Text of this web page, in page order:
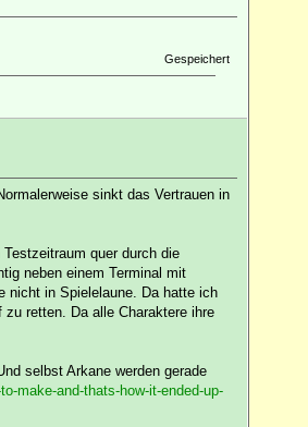
Gespeichert
sinkt das Vertrauen in
quer durch die
neben einem Terminal mit
nicht in Spielelaune. Da hatte ich
retten. Da alle Charaktere ihre
selbst Arkane werden gerade
make-and-thats-how-it-ended-up-